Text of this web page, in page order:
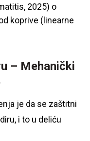
2025) o
koprive (linearne
– Mehanički
je da se zaštitni
i to u deliću